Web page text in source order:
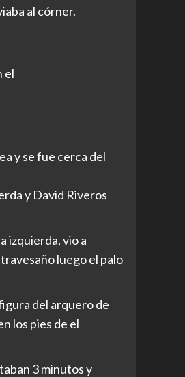
al córner.
el
y se fue cerca del
y David Riveros
izquierda, vio a
luego el palo
del arquero de
los pies de el
3 minutos y